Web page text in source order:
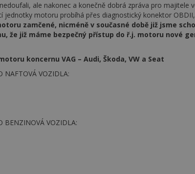
ale nakonec a konečně dobrá zpráva pro majitele
jednotky motoru probíhá přes diagnostický konektor
zamčené, nicméně v současné době již jsme
že již máme bezpečný přístup do ř.j. motoru nové
koncernu VAG – Audi, Škoda, VW a Seat
NAFTOVÁ VOZIDLA:
BENZINOVÁ VOZIDLA: